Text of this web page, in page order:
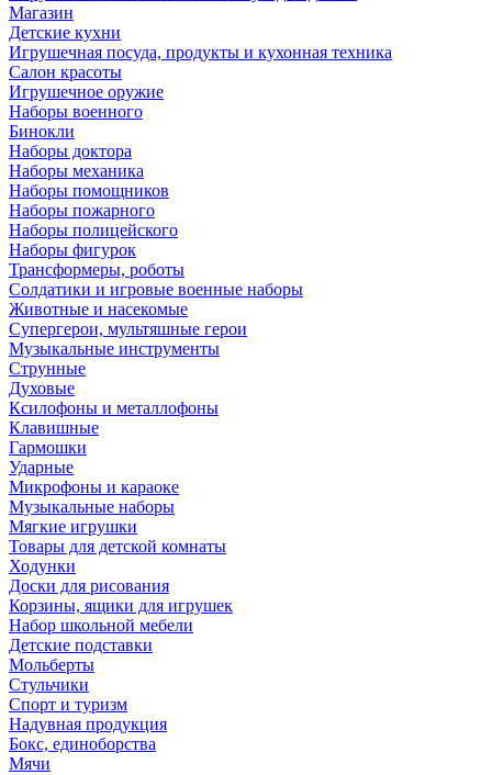
Магазин
Детские кухни
Игрушечная посуда, продукты и кухонная техника
Салон красоты
Игрушечное оружие
Наборы военного
Бинокли
Наборы доктора
Наборы механика
Наборы помощников
Наборы пожарного
Наборы полицейского
Наборы фигурок
Трансформеры, роботы
Солдатики и игровые военные наборы
Животные и насекомые
Супергерои, мультяшные герои
Музыкальные инструменты
Струнные
Духовые
Ксилофоны и металлофоны
Клавишные
Гармошки
Ударные
Микрофоны и караоке
Музыкальные наборы
Мягкие игрушки
Товары для детской комнаты
Ходунки
Доски для рисования
Корзины, ящики для игрушек
Набор школьной мебели
Детские подставки
Мольберты
Стульчики
Спорт и туризм
Надувная продукция
Бокс, единоборства
Мячи